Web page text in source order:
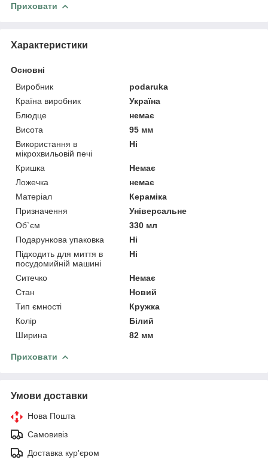
Приховати
Характеристики
Основні
Виробник
podaruka
Країна виробник
Україна
Блюдце
немає
Висота
95 мм
Використання в
мікрохвильовій печі
Ні
Кришка
Немає
Ложечка
немає
Матеріал
Кераміка
Призначення
Універсальне
Об`єм
330 мл
Подарункова упаковка
Ні
Підходить для миття в
посудомийній машині
Ні
Ситечко
Немає
Стан
Новий
Тип ємності
Кружка
Колір
Білий
Ширина
82 мм
Приховати
Умови доставки
Нова Пошта
Самовивіз
Доставка кур'єром